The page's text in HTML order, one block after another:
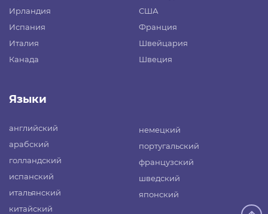
Ирландия
Испания
Италия
Канада
США
Франция
Швейцария
Швеция
Языки
английский
арабский
голландский
испанский
итальянский
китайский
немецкий
португальский
французский
шведский
японский